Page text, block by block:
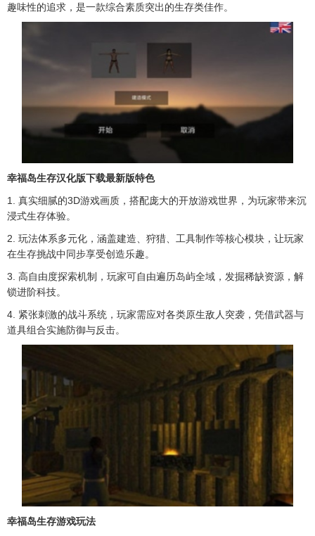
趣味性的追求，是一款综合素质突出的生存类佳作。
幸福岛生存汉化版下载最新版特色
1. 真实细腻的3D游戏画质，搭配庞大的开放游戏世界，为玩家带来沉
浸式生存体验。
2. 玩法体系多元化，涵盖建造、狩猎、工具制作等核心模块，让玩家
在生存挑战中同步享受创造乐趣。
3. 高自由度探索机制，玩家可自由遍历岛屿全域，发掘稀缺资源，解
锁进阶科技。
4. 紧张刺激的战斗系统，玩家需应对各类原生敌人突袭，凭借武器与
道具组合实施防御与反击。
幸福岛生存游戏玩法